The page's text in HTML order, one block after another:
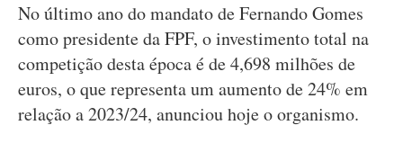
No último ano do mandato de Fernando Gomes
como presidente da FPF, o investimento total na
competição desta época é de 4,698 milhões de
euros, o que representa um aumento de 24% em
relação a 2023/24, anunciou hoje o organismo.